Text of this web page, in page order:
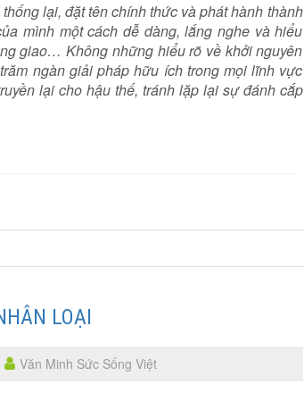
lại, đặt tên chính thức và phát hành thành
mình một cách dễ dàng, lắng nghe và hiểu
giao… Không những hiểu rõ về khởi nguyên
ngàn giải pháp hữu ích trong mọi lĩnh vực
lại cho hậu thế, tránh lặp lại sự đánh cắp
LOẠI
Văn Minh Sức Sống Việt